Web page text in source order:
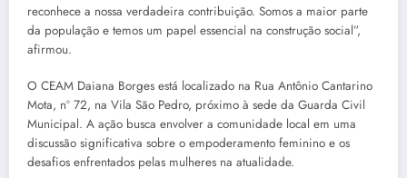
reconhece a nossa verdadeira contribuição. Somos a maior parte
da população e temos um papel essencial na construção social”,
afirmou.
O CEAM Daiana Borges está localizado na Rua Antônio Cantarino
Mota, nº 72, na Vila São Pedro, próximo à sede da Guarda Civil
Municipal. A ação busca envolver a comunidade local em uma
discussão significativa sobre o empoderamento feminino e os
desafios enfrentados pelas mulheres na atualidade.